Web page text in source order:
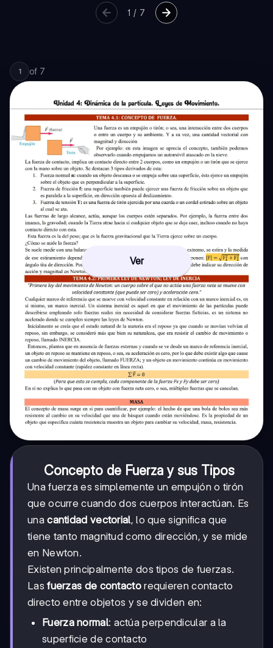
1 / 7
1 of 7
Ver
Concepto de Fuerza y sus Tipos
Una fuerza es simplemente un empujón o tirón
que ocurre cuando dos cuerpos interactúan. Es
unacantidad vectorial, lo que significa que
tiene tanto magnitud como dirección, y se mide
en Newton.
Existen principalmente dos tipos de fuerzas.
Lasfuerzas de contactorequieren contacto
directo entre objetos y se dividen en:
Fuerza normal: actúa perpendicular a la
superficie de contacto